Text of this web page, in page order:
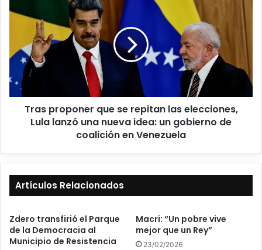
Tras proponer que se repitan las elecciones,
Lula lanzó una nueva idea: un gobierno de
coalición en Venezuela
Artículos Relacionados
Zdero transfirió el Parque
de la Democracia al
Municipio de Resistencia
Macri: “Un pobre vive
mejor que un Rey”
23/02/2026